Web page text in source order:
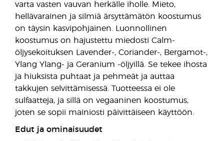
varta vasten vauvan herkälle iholle. Mieto,
hellävarainen ja silmiä ärsyttämätön koostumus
on täysin kasvipohjainen. Luonnollinen
koostumus on hajustettu miedosti Calm-
öljysekoituksen Lavender-, Coriander-, Bergamot-,
Ylang Ylang- ja Geranium -öljyillä. Se tekee ihosta
ja hiuksista puhtaat ja pehmeät ja auttaa
takkujen selvittämisessä. Tuotteessa ei ole
sulfaatteja, ja sillä on vegaaninen koostumus,
joten se sopii mainiosti päivittäiseen käyttöön.
Edut ja ominaisuudet